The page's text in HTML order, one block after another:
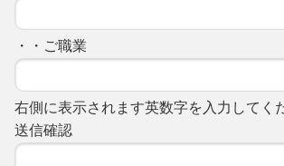
・・ご職業
右側に表示されます英数字を入力してく
送信確認